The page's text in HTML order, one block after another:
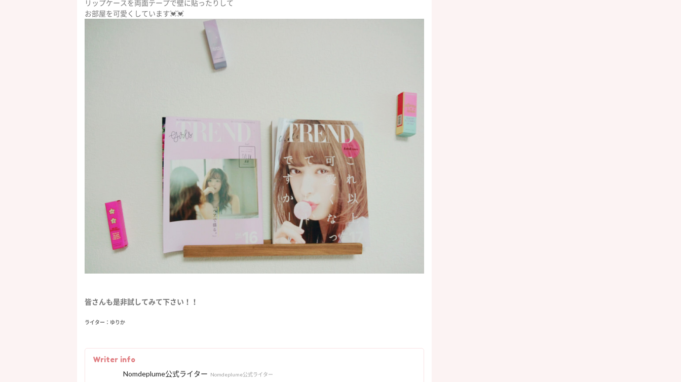
リップケースを両面テープで壁に貼ったりして
お部屋を可愛くしています💓💓
皆さんも是非試してみて下さい！！
ライター：ゆりか
Writer info
Nomdeplume公式ライター Nomdeplume公式ライター